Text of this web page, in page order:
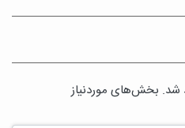
شد. بخش‌های موردنیاز